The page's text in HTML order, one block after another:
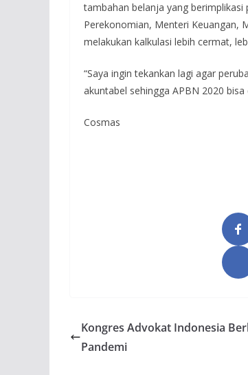
tambahan belanja yang
Perekonomian, Menteri Keuangan,
melakukan kalkulasi lebih cermat,
“Saya ingin tekankan lagi agar
akuntabel sehingga APBN 2020
Cosmas
Kongres Advokat Indonesia
Pandemi